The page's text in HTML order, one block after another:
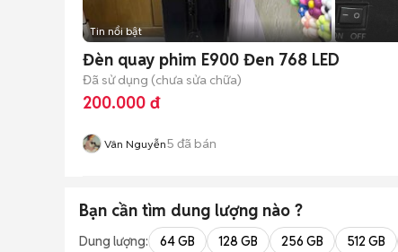
Tin nổi bật
Đèn quay phim E900 Đen 768 LED
Đã sử dụng (chưa sửa chữa)
200.000 đ
Vân Nguyễn5 đã bán
Bạn cần tìm dung lượng nào ?
Dung lượng: 64 GB 128 GB 256 GB 512 GB